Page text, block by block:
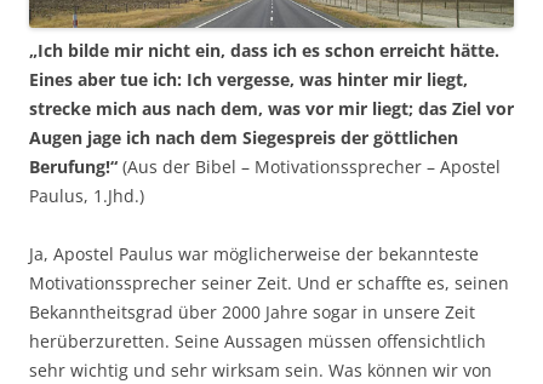
„Ich bilde mir nicht ein, dass ich es schon erreicht hätte.
Eines aber tue ich: Ich vergesse, was hinter mir liegt,
strecke mich aus nach dem, was vor mir liegt; das Ziel vor
Augen jage ich nach dem Siegespreis der göttlichen
Berufung!“ (Aus der Bibel – Motivationssprecher – Apostel
Paulus, 1.Jhd.)
Ja, Apostel Paulus war möglicherweise der bekannteste
Motivationssprecher seiner Zeit. Und er schaffte es, seinen
Bekanntheitsgrad über 2000 Jahre sogar in unsere Zeit
herüberzuretten. Seine Aussagen müssen offensichtlich
sehr wichtig und sehr wirksam sein. Was können wir von